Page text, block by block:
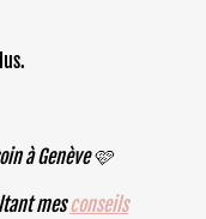
à Genève 🩷
mesconseils